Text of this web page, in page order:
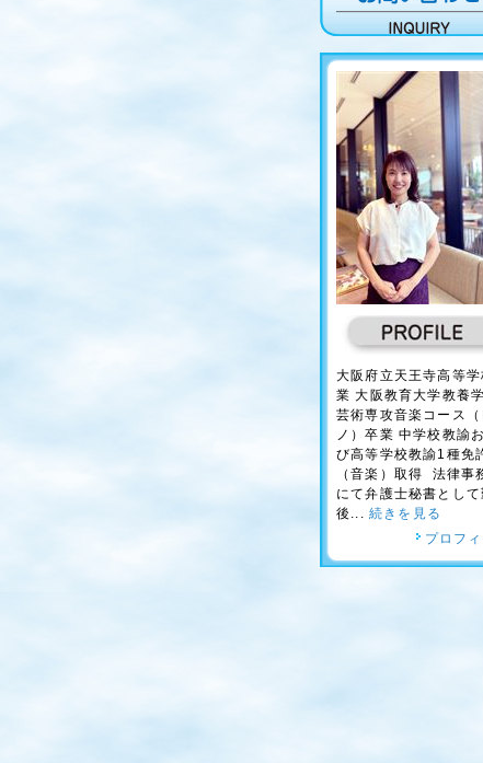
大阪府立天王寺高等学
業 大阪教育大学教養
芸術専攻音楽コース（
ノ）卒業 中学校教諭
び高等学校教諭1種免
（音楽）取得 法律事
にて弁護士秘書として
後... 続きを見る
プロフ